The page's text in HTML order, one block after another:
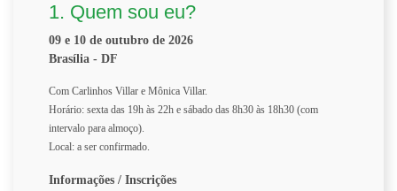
1. Quem sou eu?
09 e 10 de outubro de 2026
Brasília - DF
Com Carlinhos Villar e Mônica Villar.
Horário: sexta das 19h às 22h e sábado das 8h30 às 18h30 (com
intervalo para almoço).
Local: a ser confirmado.
Informações / Inscrições